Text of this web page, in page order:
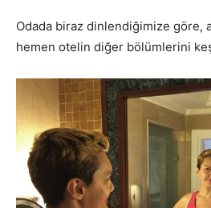
Odada biraz dinlendiğimize göre,
hemen otelin diğer bölümlerini